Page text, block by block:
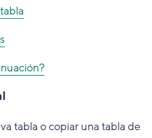
tabla o copiar una tabla de